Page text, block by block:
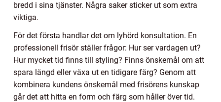
bredd i sina tjänster. Några saker sticker ut som extra
viktiga.
För det första handlar det om lyhörd konsultation. En
professionell frisör ställer frågor: Hur ser vardagen ut?
Hur mycket tid finns till styling? Finns önskemål om att
spara längd eller växa ut en tidigare färg? Genom att
kombinera kundens önskemål med frisörens kunskap
går det att hitta en form och färg som håller över tid.